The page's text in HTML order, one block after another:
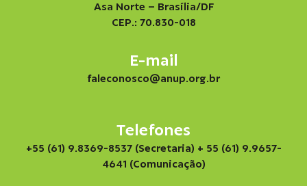
Asa Norte – Brasília/DF
CEP.: 70.830-018
E-mail
faleconosco@anup.org.br
Telefones
+55 (61) 9.8369-8537 (Secretaria) + 55 (61) 9.9657-
4641 (Comunicação)